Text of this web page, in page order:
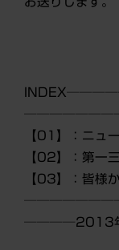
【01】：ニュ
【02】：第一
【03】：皆様
────2013